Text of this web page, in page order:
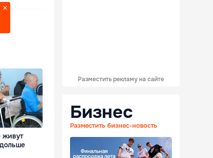
Разместить рекламу на сайте
Бизнес
Разместить бизнес-новость